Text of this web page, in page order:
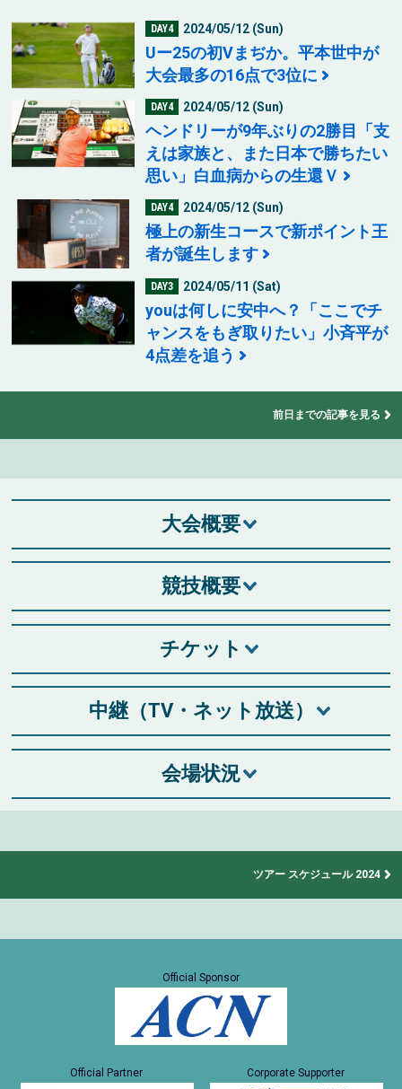
DAY4 2024/05/12 (Sun)
Uー25の初Vまぢか。平本世中が
大会最多の16点で3位に
DAY4 2024/05/12 (Sun)
ヘンドリーが9年ぶりの2勝目「支
えは家族と、また日本で勝ちたい
思い」白血病からの生還Ｖ
DAY4 2024/05/12 (Sun)
極上の新生コースで新ポイント王
者が誕生します
DAY3 2024/05/11 (Sat)
youは何しに安中へ？「ここでチ
ャンスをもぎ取りたい」小斉平が
4点差を追う
前日までの記事を見る
大会概要
競技概要
チケット
中継（TV・ネット放送）
会場状況
ツアー スケジュール 2024
Official Sponsor
Official Partner Corporate Supporter